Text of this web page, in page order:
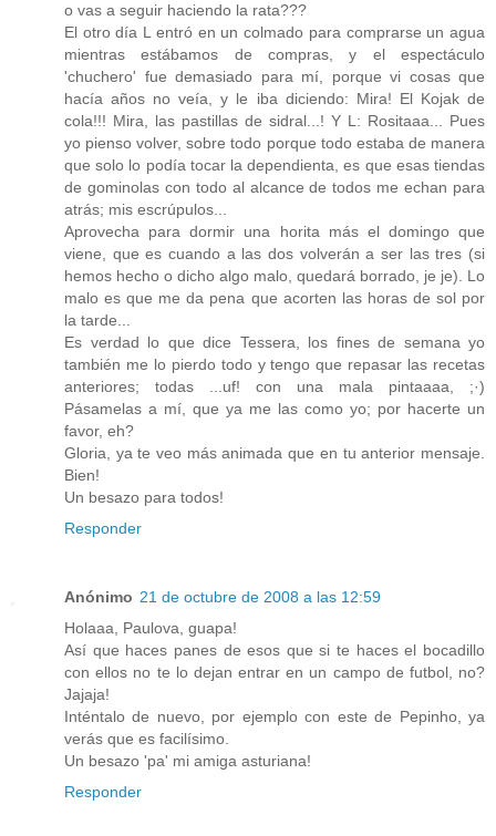
o vas a seguir haciendo la rata???
El otro día L entró en un colmado para comprarse un agua
mientras estábamos de compras, y el espectáculo
'chuchero' fue demasiado para mí, porque vi cosas que
hacía años no veía, y le iba diciendo: Mira! El Kojak de
cola!!! Mira, las pastillas de sidral...! Y L: Rositaaa... Pues
yo pienso volver, sobre todo porque todo estaba de manera
que solo lo podía tocar la dependienta, es que esas tiendas
de gominolas con todo al alcance de todos me echan para
atrás; mis escrúpulos...
Aprovecha para dormir una horita más el domingo que
viene, que es cuando a las dos volverán a ser las tres (si
hemos hecho o dicho algo malo, quedará borrado, je je). Lo
malo es que me da pena que acorten las horas de sol por
la tarde...
Es verdad lo que dice Tessera, los fines de semana yo
también me lo pierdo todo y tengo que repasar las recetas
anteriores; todas ...uf! con una mala pintaaaa, ;·)
Pásamelas a mí, que ya me las como yo; por hacerte un
favor, eh?
Gloria, ya te veo más animada que en tu anterior mensaje.
Bien!
Un besazo para todos!
Responder
Anónimo 21 de octubre de 2008 a las 12:59
Holaaa, Paulova, guapa!
Así que haces panes de esos que si te haces el bocadillo
con ellos no te lo dejan entrar en un campo de futbol, no?
Jajaja!
Inténtalo de nuevo, por ejemplo con este de Pepinho, ya
verás que es facilísimo.
Un besazo 'pa' mi amiga asturiana!
Responder